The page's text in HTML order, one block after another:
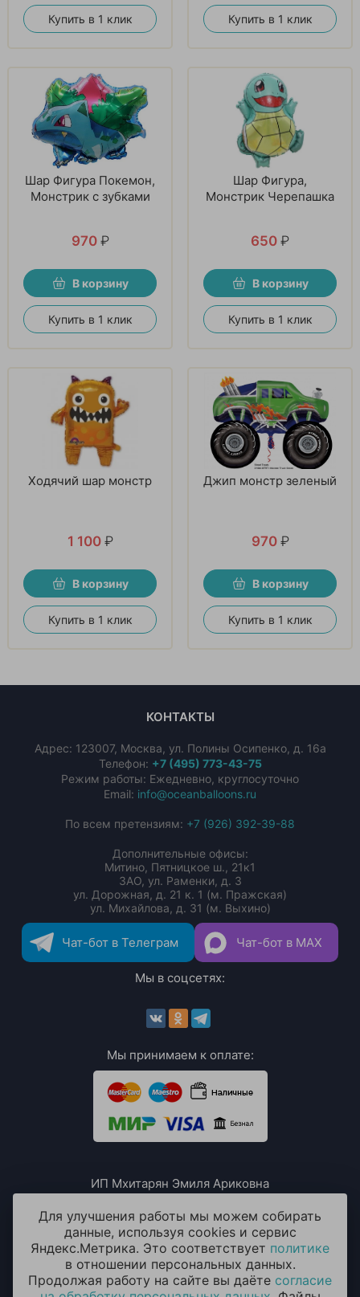
Купить в 1 клик Купить в 1 клик
Шар Фигура Покемон,
Монстрик с зубками
970 ₽
В корзину
Купить в 1 клик
Шар Фигура,
Монстрик Черепашка
650 ₽
В корзину
Купить в 1 клик
Ходячий шар монстр
1 100 ₽
В корзину
Купить в 1 клик
Джип монстр зеленый
970 ₽
В корзину
Купить в 1 клик
КОНТАКТЫ
Адрес: 123007, Москва, ул. Полины Осипенко, д. 16а
Телефон: +7 (495) 773-43-75
Режим работы: Ежедневно, круглосуточно
Email: info@oceanballoons.ru
По всем претензиям: +7 (926) 392-39-88
Дополнительные офисы:
Митино, Пятницкое ш., 21к1
ЗАО, ул. Раменки, д. 3
ул. Дорожная, д. 21 к. 1 (м. Пражская)
ул. Михайлова, д. 31 (м. Выхино)
Чат-бот в Телеграм Чат-бот в MAX
Мы в соцсетях:
Мы принимаем к оплате:
ИП Мхитарян Эмиля Ариковна
ИНН: 771385063807
ОГРН / ОГРНИП: 319508100076230
Для улучшения работы мы можем собирать
данные, используя cookies и сервис
Яндекс.Метрика. Это соответствует политике
в отношении персональных данных.
Продолжая работу на сайте вы даёте согласие